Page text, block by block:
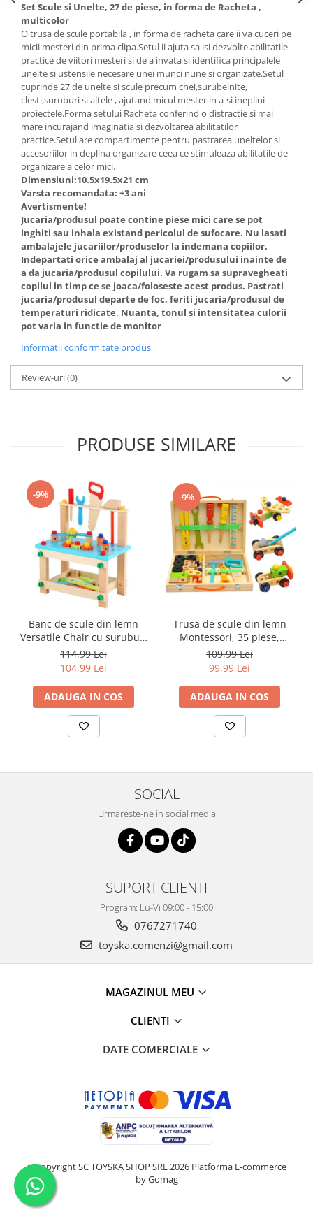
Set Scule si Unelte, 27 de piese, in forma de Racheta ,
multicolor
O trusa de scule portabila , in forma de racheta care ii va cuceri pe
micii mesteri din prima clipa.Setul ii ajuta sa isi dezvolte abilitatile
practice de viitori mesteri si de a invata si identifica principalele
unelte si ustensile necesare unei munci nune si organizate.Setul
cuprinde 27 de unelte si scule precum chei,surubelnite,
clesti,suruburi si altele , ajutand micul mester in a-si ineplini
proiectele.Forma setului Racheta conferind o distractie si mai
mare incurajand imaginatia si dezvoltarea abilitatilor
practice.Setul are compartimente pentru pastrarea uneltelor si
accesoriilor in deplina organizare ceea ce stimuleaza abilitatile de
organizare a celor mici.
Dimensiuni:10.5x19.5x21 cm
Varsta recomandata: +3 ani
Avertismente!
Jucaria/produsul poate contine piese mici care se pot
inghiti sau inhala existand pericolul de sufocare. Nu lasati
ambalajele jucariilor/produselor la indemana copiilor.
Indepartati orice ambalaj al jucariei/produsului inainte de
a da jucaria/produsul copilului. Va rugam sa supravegheati
copilul in timp ce se joaca/foloseste acest produs. Pastrati
jucaria/produsul departe de foc, feriti jucaria/produsul de
temperaturi ridicate. Nuanta, tonul si intensitatea culorii
pot varia in functie de monitor
Informatii conformitate produs
Review-uri(0)
PRODUSE SIMILARE
-9%
Banc de scule din lemn
Versatile Chair cu suruburi
de asamblat, 58 piese,
multicolor
114,99 Lei
104,99 Lei
ADAUGA IN COS
-9%
Trusa de scule din lemn
Montessori, 35 piese,
multicolor
109,99 Lei
99,99 Lei
ADAUGA IN COS
SOCIAL
Urmareste-ne in social media
SUPORT CLIENTI
Program: Lu-Vi 09:00 - 15:00
0767271740
toyska.comenzi@gmail.com
MAGAZINUL MEU
CLIENTI
DATE COMERCIALE
©Copyright SC TOYSKA SHOP SRL 2026 Platforma E-commerce
by Gomag